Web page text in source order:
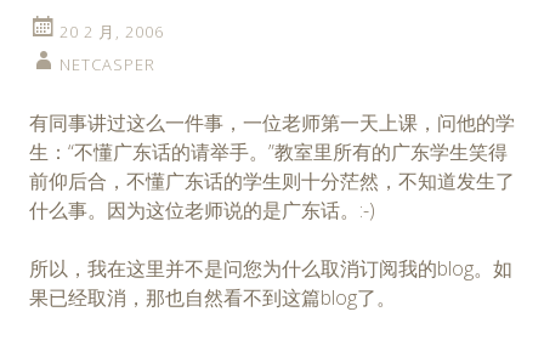
20 2 月, 2006
NETCASPER
有同事讲过这么一件事，一位老师第一天上课，问他的学
生：“不懂广东话的请举手。”教室里所有的广东学生笑得
前仰后合，不懂广东话的学生则十分茫然，不知道发生了
什么事。因为这位老师说的是广东话。:-)
所以，我在这里并不是问您为什么取消订阅我的blog。如
果已经取消，那也自然看不到这篇blog了。